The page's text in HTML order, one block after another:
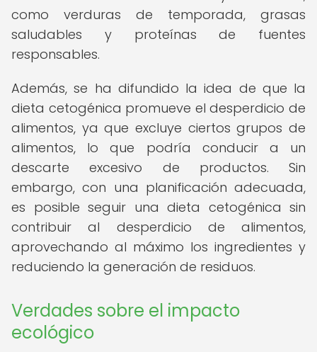
como verduras de temporada, grasas
saludables y proteínas de fuentes
responsables.
Además, se ha difundido la idea de que la
dieta cetogénica promueve el desperdicio de
alimentos, ya que excluye ciertos grupos de
alimentos, lo que podría conducir a un
descarte excesivo de productos. Sin
embargo, con una planificación adecuada,
es posible seguir una dieta cetogénica sin
contribuir al desperdicio de alimentos,
aprovechando al máximo los ingredientes y
reduciendo la generación de residuos.
Verdades sobre el impacto
ecológico